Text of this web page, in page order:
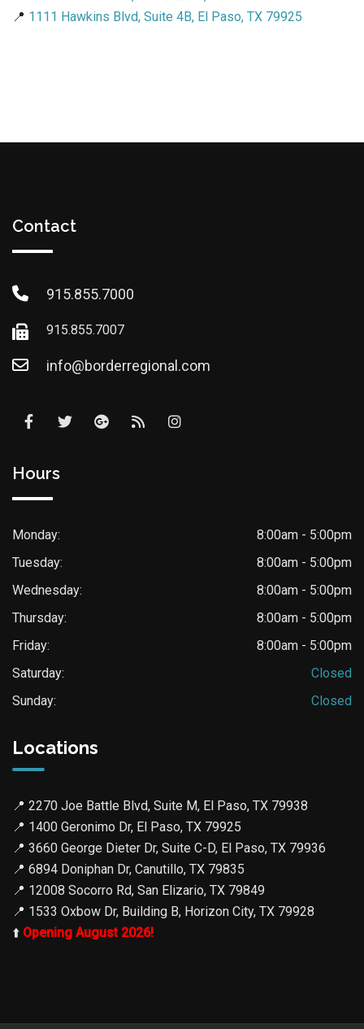
📍 1111 Hawkins Blvd, Suite 4B, El Paso, TX 79925
Contact
915.855.7000
915.855.7007
info@borderregional.com
Hours
Monday:
8:00am - 5:00pm
Tuesday:
8:00am - 5:00pm
Wednesday:
8:00am - 5:00pm
Thursday:
8:00am - 5:00pm
Friday:
8:00am - 5:00pm
Saturday:
Closed
Sunday:
Closed
Locations
📍 2270 Joe Battle Blvd, Suite M, El Paso, TX 79938
📍 1400 Geronimo Dr, El Paso, TX 79925
📍 3660 George Dieter Dr, Suite C-D, El Paso, TX 79936
📍 6894 Doniphan Dr, Canutillo, TX 79835
📍 12008 Socorro Rd, San Elizario, TX 79849
📍 1533 Oxbow Dr, Building B, Horizon City, TX 79928
⬆️ Opening August 2026!